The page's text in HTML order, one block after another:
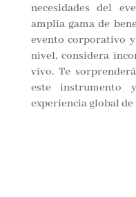
necesidades del
amplia gama de
evento corporativo
nivel, considera
vivo. Te
este instrumento
experiencia global